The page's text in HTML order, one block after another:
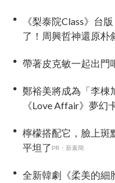
《梨泰院Class》台
了！周興哲神還原朴
帶著皮克敏一起出門
鄭裕美將成為「李
《Love Affair》夢幻
檸檬搭配它，臉上斑
平坦了 PR・新素簡
全新韓劇《柔美的細